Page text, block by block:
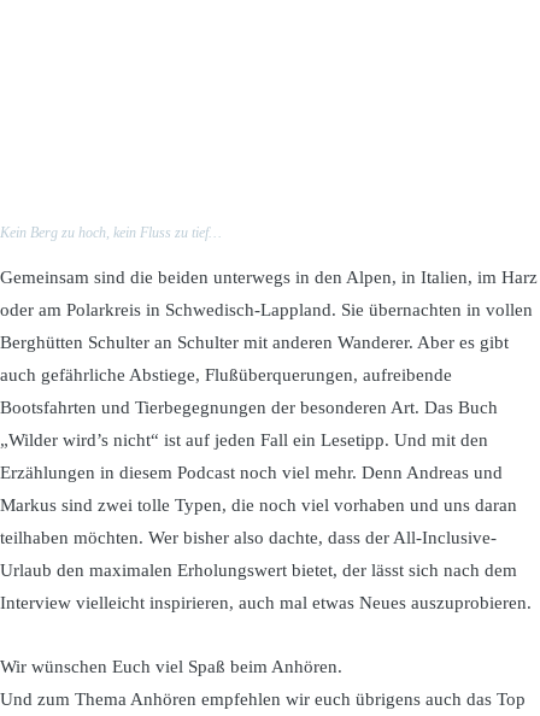
Kein Berg zu hoch, kein Fluss zu tief…
Gemeinsam sind die beiden unterwegs in den Alpen, in Italien, im Harz
oder am Polarkreis in Schwedisch-Lappland. Sie übernachten in vollen
Berghütten Schulter an Schulter mit anderen Wanderer. Aber es gibt
auch gefährliche Abstiege, Flußüberquerungen, aufreibende
Bootsfahrten und Tierbegegnungen der besonderen Art. Das Buch
„Wilder wird’s nicht“ ist auf jeden Fall ein Lesetipp. Und mit den
Erzählungen in diesem Podcast noch viel mehr. Denn Andreas und
Markus sind zwei tolle Typen, die noch viel vorhaben und uns daran
teilhaben möchten. Wer bisher also dachte, dass der All-Inclusive-
Urlaub den maximalen Erholungswert bietet, der lässt sich nach dem
Interview vielleicht inspirieren, auch mal etwas Neues auszuprobieren.
Wir wünschen Euch viel Spaß beim Anhören.
Und zum Thema Anhören empfehlen wir euch übrigens auch das Top